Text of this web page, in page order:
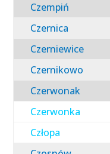
Czempiń
Czernica
Czerniewice
Czernikowo
Czerwonak
Czerwonka
Człopa